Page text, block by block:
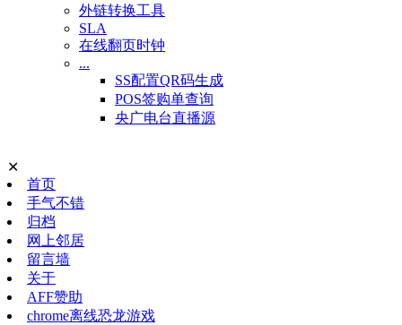
外链转换工具
SLA
在线翻页时钟
...
SS配置QR码生成
POS签购单查询
央广电台直播源
✕
首页
手气不错
归档
网上邻居
留言墙
关于
AFF赞助
chrome离线恐龙游戏